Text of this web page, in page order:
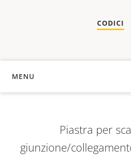
CODICI
MENU
PANORAMICA
Piastra per
giunzione/